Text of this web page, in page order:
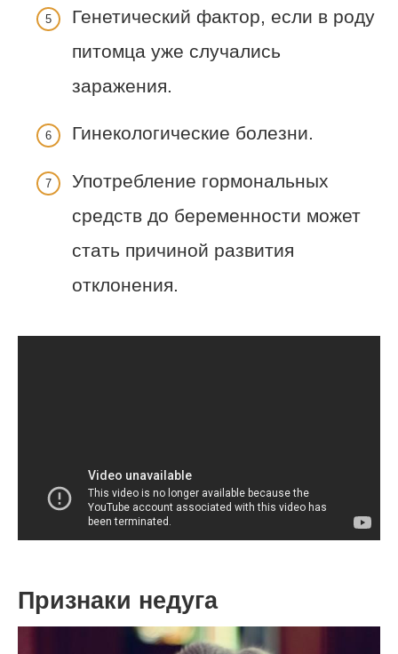
Генетический фактор, если в роду
питомца уже случались
заражения.
Гинекологические болезни.
Употребление гормональных
средств до беременности может
стать причиной развития
отклонения.
Признаки недуга